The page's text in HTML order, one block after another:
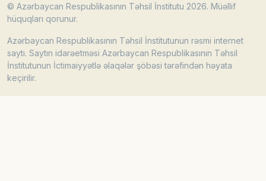
© Azərbaycan Respublikasının Təhsil İnstitutu 2026. Müəllif
hüquqları qorunur.
Azərbaycan Respublikasının Təhsil İnstitutunun rəsmi internet
saytı. Saytın idarəetməsi Azərbaycan Respublikasının Təhsil
İnstitutunun İctimaiyyətlə əlaqələr şöbəsi tərəfindən həyata
keçirilir.